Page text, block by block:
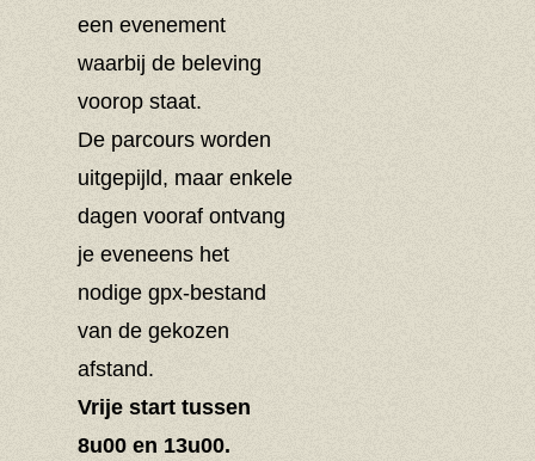
een evenement
waarbij de beleving
voorop staat.
De parcours worden
uitgepijld, maar enkele
dagen vooraf ontvang
je eveneens het
nodige gpx-bestand
van de gekozen
afstand.
Vrije start tussen
8u00 en 13u00.